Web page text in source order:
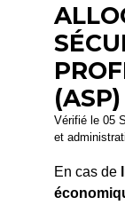
(ASP)
Vérifié le 05
et
En cas de